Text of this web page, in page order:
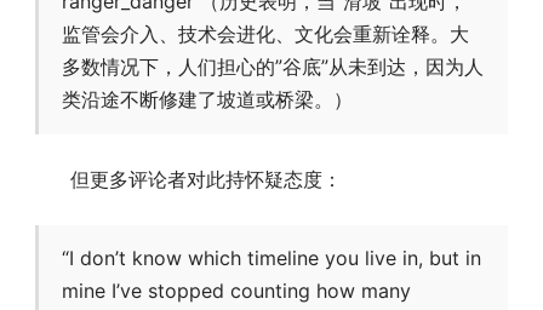
监管会介入、技术会进化、文化会重新诠释。大
多数情况下，人们担心的”谷底”从未到达，因为人
类沿途不断修建了坡道或桥梁。）
但更多评论者对此持怀疑态度：
“I don’t know which timeline you live in, but in
mine I’ve stopped counting how many